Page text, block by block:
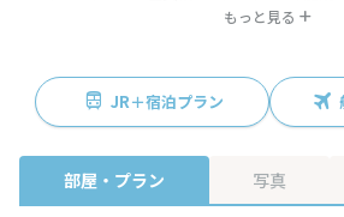
もっと見る
気。冬はホテルから一歩足を踏み出せば、そこは
場では越後湯沢の自然を感じながら「美人の湯」
をご満喫ください！JR＋宿泊プラン
部屋・プラン 写真